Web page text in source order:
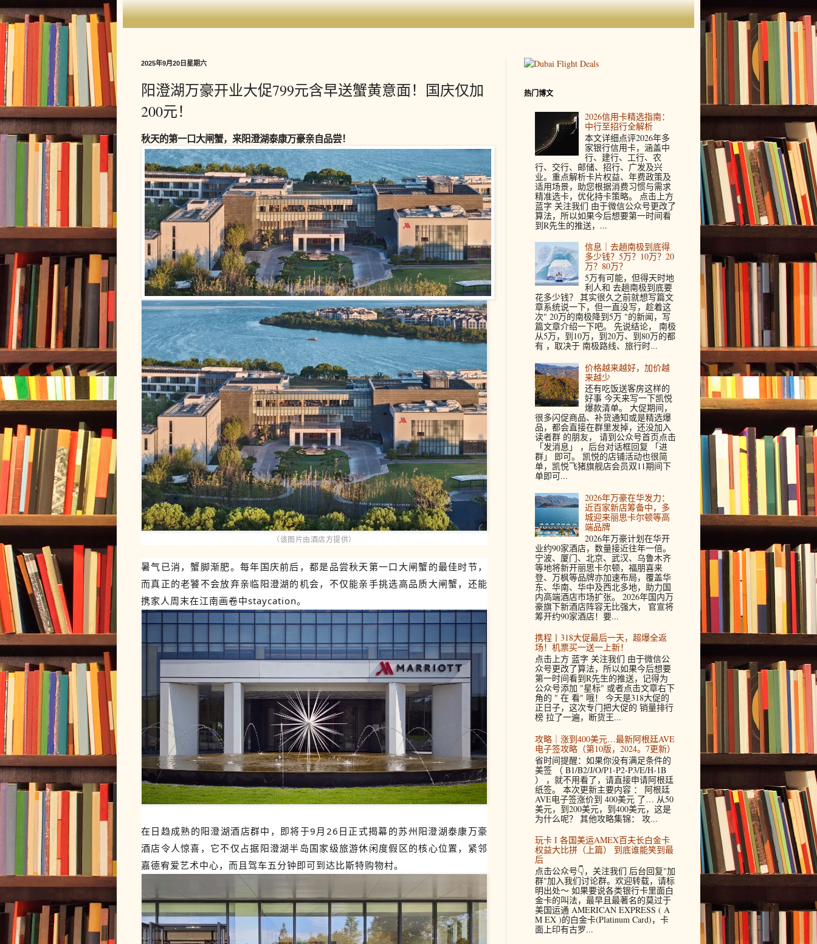
2025年9月20日星期六
阳澄湖万豪开业大促799元含早送蟹黄意面！国庆仅加
200元！
秋天的第一口大闸蟹，来阳澄湖泰康万豪亲自品尝！
（该图片由酒店方提供）
暑气已消，蟹脚渐肥。每年国庆前后，都是品尝秋天第一口大闸蟹的最佳时节，
而真正的老饕不会放弃亲临阳澄湖的机会，不仅能亲手挑选高品质大闸蟹，还能
携家人周末在江南画卷中staycation。
在日趋成熟的阳澄湖酒店群中，即将于9月26日正式揭幕的苏州阳澄湖泰康万豪
酒店令人惊喜，它不仅占据阳澄湖半岛国家级旅游休闲度假区的核心位置，紧邻
嘉德宥爱艺术中心， 而且驾车五分钟即可到达比斯特购物村。
热门博文
2026信用卡精选指南：
中行至招行全解析
本文详细点评2026年多
家银行信用卡，涵盖中
行、建行、工行、农
行、交行、邮储、招行、广发及兴
业。重点解析卡片权益、年费政策及
适用场景，助您根据消费习惯与需求
精准选卡，优化持卡策略。 点击上方
蓝字 关注我们 由于微信公众号更改了
算法，所以如果今后想要第一时间看
到R先生的推送，...
信息｜去趟南极到底得
多少钱？5万？10万？20
万？80万？
5万有可能，但得天时地
利人和 去趟南极到底要
花多少钱？ 其实很久之前就想写篇文
章系统说一下，但一直没写，趁着这
次" 20万的南极降到5万 "的新闻，写
篇文章介绍一下吧。 先说结论， 南极
从5万，到10万，到20万、到80万的都
有 ，取决于 南极路线、旅行时...
价格越来越好，加价越
来越少
还有吃饭送客房这样的
好事 今天来写一下凯悦
爆款清单。 大促期间，
很多闪促商品、补货通知或是精选爆
品，都会直接在群里发掉，还没加入
读者群 的朋友， 请到公众号首页点击
「发消息」 ，后台对话框回复 「进
群」 即可。 凯悦的店铺活动也很简
单，凯悦飞猪旗舰店会员双11期间下
单即可...
2026年万豪在华发力：
近百家新店筹备中，多
城迎来丽思卡尔顿等高
端品牌
2026年万豪计划在华开
业约90家酒店，数量接近往年一倍。
宁波、厦门、北京、武汉、乌鲁木齐
等地将新开丽思卡尔顿，福朋喜来
登、万枫等品牌亦加速布局，覆盖华
东、华南、华中及西北多地，助力国
内高端酒店市场扩张。 2026年国内万
豪旗下新酒店阵容无比强大， 官宣将
筹开约90家酒店！要...
携程丨318大促最后一天，超爆全返
场！机票买一送一上新！
点击上方 蓝字 关注我们 由于微信公
众号更改了算法，所以如果今后想要
第一时间看到R先生的推送，记得为
公众号添加 "星标" 或者点击文章右下
角的 " 在 看" 哦！ 今天是318大促的
正日子，这次专门把大促的 销量排行
榜 拉了一遍，断货王...
攻略｜涨到400美元…最新阿根廷AVE
电子签攻略（第10版，2024。7更新）
省时间提醒：如果你没有满足条件的
美签 （ B1/B2/J/O/P1-P2-P3/E/H-1B
） ，就不用看了，请直接申请阿根廷
纸签。 本次更新主要内容 ： 阿根廷
AVE电子签涨价到 400美元 了… 从50
美元，到200美元，到400美元，这是
为什么呢？ 其他攻略集锦： 攻...
玩卡 I 各国美运AMEX百夫长白金卡
权益大比拼（上篇） 到底谁能笑到最
后
点击公众号👇，关注我们 后台回复"加
群"加入我们讨论群。欢迎转载，请标
明出处～ 如果要说各类银行卡里面白
金卡的叫法，最早且最著名的莫过于
美国运通 AMERICAN EXPRESS ( A
M EX )的白金卡(Platinum Card)，卡
面上印有古罗...